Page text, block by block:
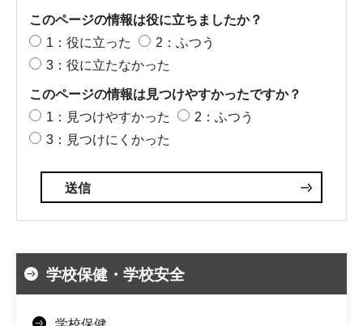
このページの情報は役に立ちましたか？
1：役に立った
2：ふつう
3：役に立たなかった
このページの情報は見つけやすかったですか？
1：見つけやすかった
2：ふつう
3：見つけにくかった
学校保健・学校安全